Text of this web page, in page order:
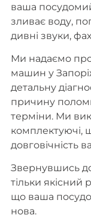
ваша
зливає воду,
дивні звуки,
Ми надаємо
машин у
детальну
причину
терміни. Ми
комплектуючі,
довговічність
Звернувшись
тільки якісний
що ваша
нова.